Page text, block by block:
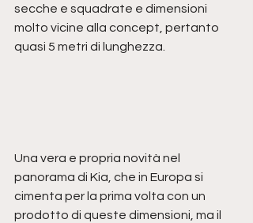
secche e squadrate e dimensioni
molto vicine alla concept, pertanto
quasi 5 metri di lunghezza.
Una vera e propria novità nel
panorama di Kia, che in Europa si
cimenta per la prima volta con un
prodotto di queste dimensioni, ma il